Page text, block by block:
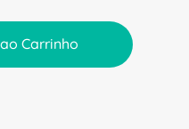
Carrinho